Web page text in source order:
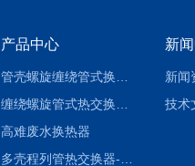
产品中心
高难废水换热器
新
新闻
技术